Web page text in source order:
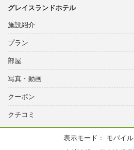
グレイスランドホテル
施設紹介
プラン
部屋
写真・動画
クーポン
クチコミ
表示モード： モバイル